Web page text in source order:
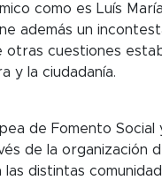
como es Luís
además un
otras cuestiones
y la ciudadanía.
de Fomento Social
de la organización
distintas